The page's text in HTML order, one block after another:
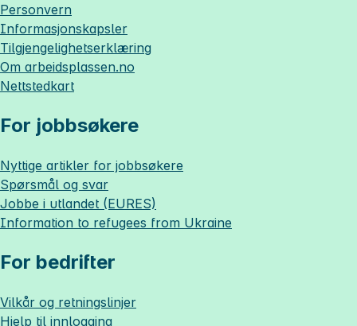
Personvern
Informasjonskapsler
Tilgjengelighetserklæring
Om arbeidsplassen.no
Nettstedkart
For jobbsøkere
Nyttige artikler for jobbsøkere
Spørsmål og svar
Jobbe i utlandet (EURES)
Information to refugees from Ukraine
For bedrifter
Vilkår og retningslinjer
Hjelp til innlogging